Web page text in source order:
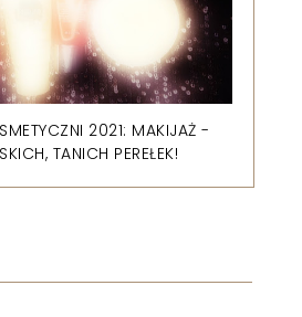
2021: MAKIJAŻ -
TANICH PEREŁEK!